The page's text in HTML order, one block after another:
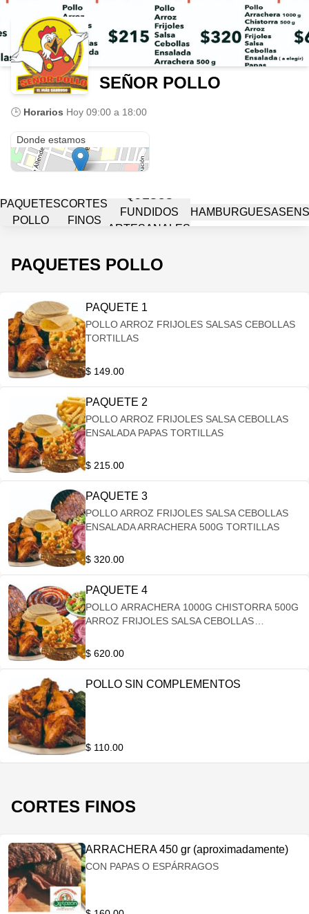
SEÑOR POLLO
🕒 Horarios Hoy 09:00 a 18:00
Donde estamos
PAQUETES
POLLO
CORTES
FINOS
FUNDIDOS
ARTESANALES
HAMBURGUESAS
PAQUETES POLLO
PAQUETE 1
POLLO ARROZ FRIJOLES SALSAS CEBOLLAS
TORTILLAS
$ 149.00
PAQUETE 2
POLLO ARROZ FRIJOLES SALSA CEBOLLAS
ENSALADA PAPAS TORTILLAS
$ 215.00
PAQUETE 3
POLLO ARROZ FRIJOLES SALSA CEBOLLAS
ENSALADA ARRACHERA 500G TORTILLAS
$ 320.00
PAQUETE 4
POLLO ARRACHERA 1000G CHISTORRA 500G
ARROZ FRIJOLES SALSA CEBOLLAS
$ 620.00
POLLO SIN COMPLEMENTOS
$ 110.00
CORTES FINOS
ARRACHERA 450 gr (aproximadamente)
CON PAPAS O ESPÁRRAGOS